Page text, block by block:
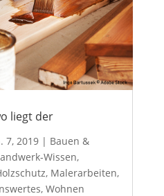
liegt der
7, 2019| Bauen &
Wissen,
, Malerarbeiten,
, Wohnen